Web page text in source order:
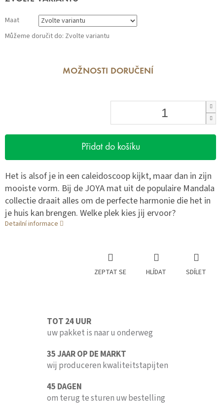
Maat
Můžeme doručit do: Zvolte variantu
MOŽNOSTI DORUČENÍ
Přidat do košíku
Het is alsof je in een caleidoscoop kijkt, maar dan in zijn
mooiste vorm. Bij de JOYA mat uit de populaire Mandala
collectie draait alles om de perfecte harmonie die het in
je huis kan brengen. Welke plek kies jij ervoor?
Detailní informace
ZEPTAT SE HLÍDAT SDÍLET
TOT 24 UUR
uw pakket is naar u onderweg
35 JAAR OP DE MARKT
wij produceren kwaliteitstapijten
45 DAGEN
om terug te sturen uw bestelling